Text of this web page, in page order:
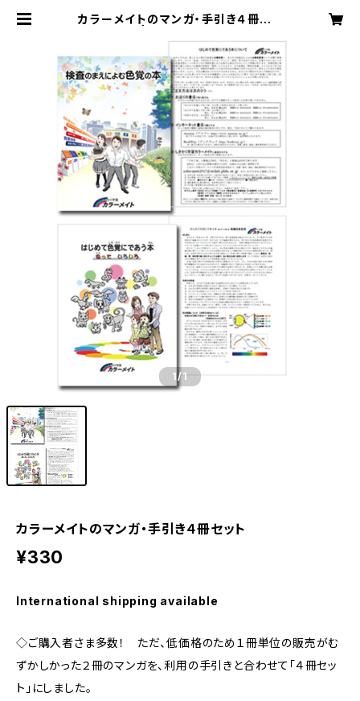
カラーメイトのマンガ・手引き４冊セッ
1/1
カラーメイトのマンガ・手引き４冊セット
¥330
International shipping available
◇ご購入者さま多数！ ただ、低価格のため１冊単位の販売がむ
ずかしかった２冊のマンガを、利用の手引きと合わせて「４冊セッ
ト」にしました。